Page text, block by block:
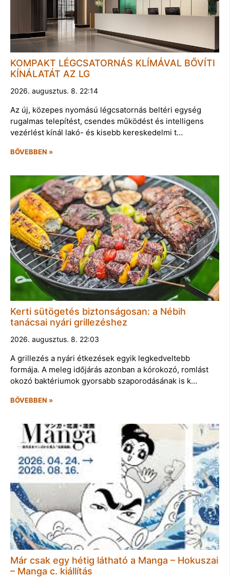
KOMPAKT LÉGCSATORNÁS KLÍMÁVAL BŐVÍTI
KÍNÁLATÁT AZ LG
2026. augusztus. 8. 22:14
Az új, közepes nyomású légcsatornás beltéri egység
rugalmas telepítést, csendes működést és intelligens
vezérlést kínál lakó- és kisebb kereskedelmi t…
BŐVEBBEN »
Kerti sütögetés biztonságosan: a Nébih
tanácsai nyári grillezéshez
2026. augusztus. 8. 22:03
A grillezés a nyári étkezések egyik legkedveltebb
formája. A meleg időjárás azonban a kórokozó, romlást
okozó baktériumok gyorsabb szaporodásának is k…
BŐVEBBEN »
Már csak egy hétig látható a Manga – Hokuszai
– Manga c. kiállítás